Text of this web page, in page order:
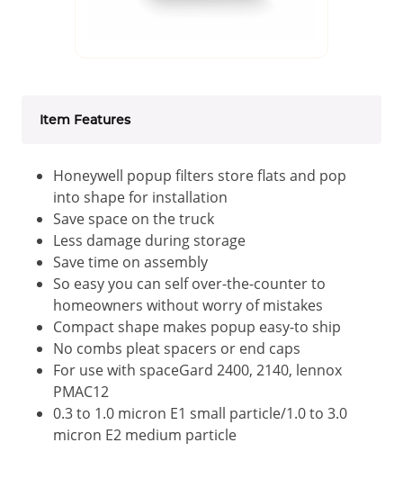
Item Features
Honeywell popup filters store flats and pop
into shape for installation
Save space on the truck
Less damage during storage
Save time on assembly
So easy you can self over-the-counter to
homeowners without worry of mistakes
Compact shape makes popup easy-to ship
No combs pleat spacers or end caps
For use with spaceGard 2400, 2140, lennox
PMAC12
0.3 to 1.0 micron E1 small particle/1.0 to 3.0
micron E2 medium particle